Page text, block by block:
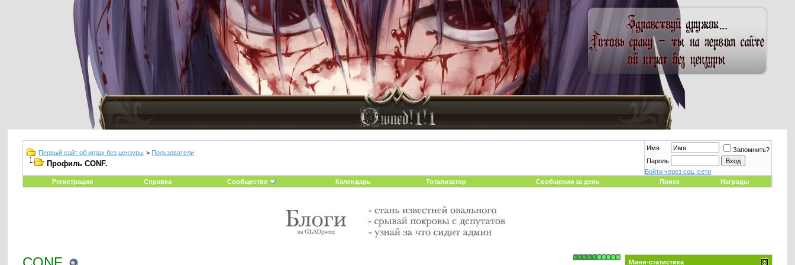
Первый сайт об играх без цензуры > Пользователи
Профиль CONF.
Имя
Запомнить?
Пароль
Войти через соц. сети
Регистрация
Справка Сообщество Календарь Тотализатор Сообщения за день Поиск Награды
Мини-статистика